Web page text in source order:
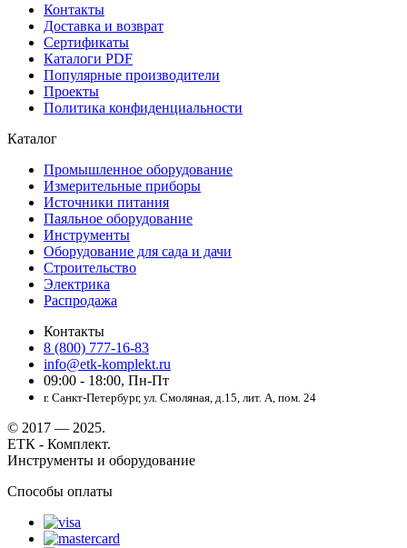
Контакты
Доставка и возврат
Сертификаты
Каталоги PDF
Популярные производители
Проекты
Политика конфиденциальности
Каталог
Промышленное оборудование
Измерительные приборы
Источники питания
Паяльное оборудование
Инструменты
Оборудование для сада и дачи
Строительство
Электрика
Распродажа
Контакты
8 (800) 777-16-83
info@etk-komplekt.ru
09:00 - 18:00, Пн-Пт
г. Санкт-Петербург, ул. Смоляная, д.15, лит. А, пом. 24
© 2017 — 2025.
ЕТК - Комплект.
Инструменты и оборудование
Способы оплаты